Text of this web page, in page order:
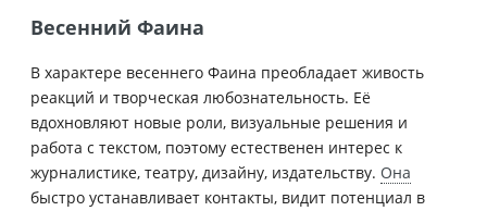
Весенний Фаина
В характере весеннего Фаина преобладает живость
реакций и творческая любознательность. Её
вдохновляют новые роли, визуальные решения и
работа с текстом, поэтому естественен интерес к
журналистике, театру, дизайну, издательству. Она
быстро устанавливает контакты, видит потенциал в